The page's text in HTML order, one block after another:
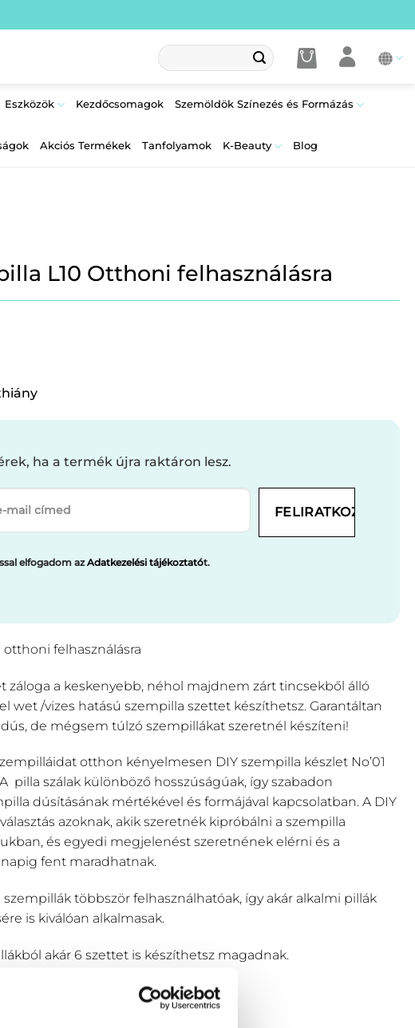
Keresés
a
Eszközök Kezdőcsomagok Szemöldök Színezés és Formázás
Akciós Termékek Tanfolyamok K-Beauty Blog
L10 Otthoni felhasználásra
ha a termék újra raktáron lesz.
elfogadom azAdatkezelési tájékoztatót.
otthoni felhasználásra
záloga a keskenyebb, néhol majdnem zárt tincsekből álló
wet /vizes hatású szempilla szettet készíthetsz. Garantáltan
de mégsem túlzó szempillákat szeretnél készíteni!
otthon kényelmesen DIY szempilla készlet No’01
pilla szálak különböző hosszúságúak, így szabadon
dúsításának mértékével és formájával kapcsolatban. A DIY
azoknak, akik szeretnék kipróbálni a szempilla
és egyedi megjelenést szeretnének elérni és a
fent maradhatnak.
szempillák többször felhasználhatóak, így akár alkalmi pillák
is kiválóan alkalmasak.
akár 6 szettet is készíthetsz magadnak.